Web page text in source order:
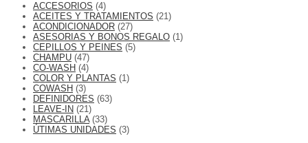
ACCESORIOS (4)
ACEITES Y TRATAMIENTOS (21)
ACONDICIONADOR (27)
ASESORIAS Y BONOS REGALO (1)
CEPILLOS Y PEINES (5)
CHAMPU (47)
CO-WASH (4)
COLOR Y PLANTAS (1)
COWASH (3)
DEFINIDORES (63)
LEAVE-IN (21)
MASCARILLA (33)
ÚTIMAS UNIDADES (3)